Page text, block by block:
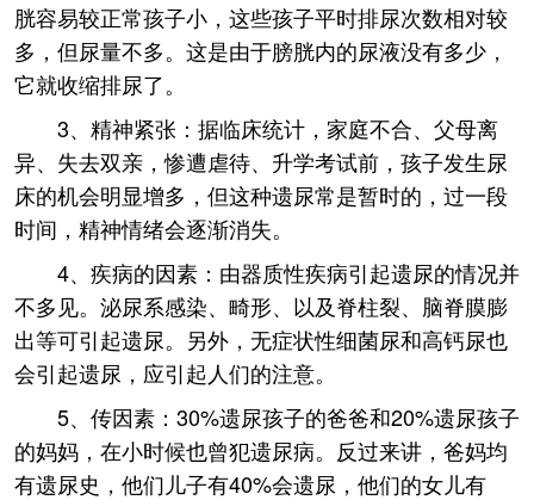
胱容易较正常孩子小，这些孩子平时排尿次数相对较
多，但尿量不多。这是由于膀胱内的尿液没有多少，
它就收缩排尿了。
3、精神紧张：据临床统计，家庭不合、父母离
异、失去双亲，惨遭虐待、升学考试前，孩子发生尿
床的机会明显增多，但这种遗尿常是暂时的，过一段
时间，精神情绪会逐渐消失。
4、疾病的因素：由器质性疾病引起遗尿的情况并
不多见。泌尿系感染、畸形、以及脊柱裂、脑脊膜膨
出等可引起遗尿。另外，无症状性细菌尿和高钙尿也
会引起遗尿，应引起人们的注意。
5、传因素：30%遗尿孩子的爸爸和20%遗尿孩子
的妈妈，在小时候也曾犯遗尿病。反过来讲，爸妈均
有遗尿史，他们儿子有40%会遗尿，他们的女儿有